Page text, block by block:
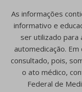
As informações
informativo e
ser utilizado
automedicação.
consultado, pois,
o ato médico,
Federal de